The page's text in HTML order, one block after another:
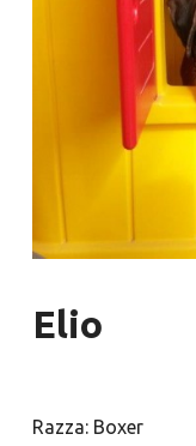
Elio
Razza: Boxer